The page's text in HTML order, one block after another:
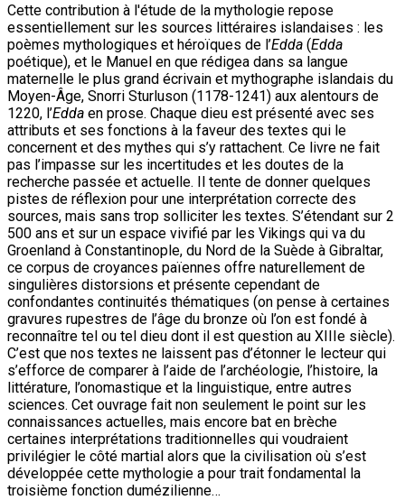
Cette contribution à l'étude de la mythologie repose
essentiellement sur les sources littéraires islandaises : les
poèmes mythologiques et héroïques de l’Edda (Edda
poétique), et le Manuel en que rédigea dans sa langue
maternelle le plus grand écrivain et mythographe islandais du
Moyen-Âge, Snorri Sturluson (1178-1241) aux alentours de
1220, l’Edda en prose. Chaque dieu est présenté avec ses
attributs et ses fonctions à la faveur des textes qui le
concernent et des mythes qui s’y rattachent. Ce livre ne fait
pas l’impasse sur les incertitudes et les doutes de la
recherche passée et actuelle. Il tente de donner quelques
pistes de réflexion pour une interprétation correcte des
sources, mais sans trop solliciter les textes. S’étendant sur 2
500 ans et sur un espace vivifié par les Vikings qui va du
Groenland à Constantinople, du Nord de la Suède à Gibraltar,
ce corpus de croyances païennes offre naturellement de
singulières distorsions et présente cependant de
confondantes continuités thématiques (on pense à certaines
gravures rupestres de l’âge du bronze où l’on est fondé à
reconnaître tel ou tel dieu dont il est question au XIIIe siècle).
C’est que nos textes ne laissent pas d’étonner le lecteur qui
s’efforce de comparer à l’aide de l’archéologie, l’histoire, la
littérature, l’onomastique et la linguistique, entre autres
sciences. Cet ouvrage fait non seulement le point sur les
connaissances actuelles, mais encore bat en brèche
certaines interprétations traditionnelles qui voudraient
privilégier le côté martial alors que la civilisation où s’est
développée cette mythologie a pour trait fondamental la
troisième fonction dumézilienne…